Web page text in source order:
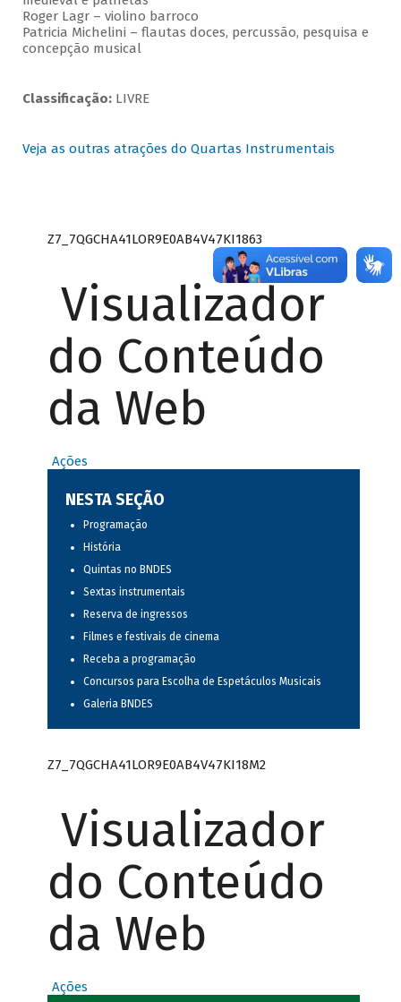
Roger Lagr – violino barroco
Patricia Michelini – flautas doces, percussão, pesquisa e
concepção musical
Classificação:LIVRE
Veja as outras atrações do Quartas Instrumentais
Z7_7QGCHA41LOR9E0AB4V47KI1863
Visualizador
do Conteúdo
da Web
Ações
NESTA SEÇÃO
Programação
História
Quintas no BNDES
Sextas instrumentais
Reserva de ingressos
Filmes e festivais de cinema
Receba a programação
Concursos para Escolha de Espetáculos Musicais
Galeria BNDES
Z7_7QGCHA41LOR9E0AB4V47KI18M2
Visualizador
do Conteúdo
da Web
Ações